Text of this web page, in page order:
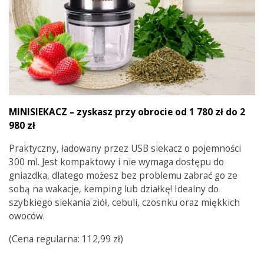
MINISIEKACZ – zyskasz przy obrocie od 1 780 zł do 2
980 zł
Praktyczny, ładowany przez USB siekacz o pojemności
300 ml. Jest kompaktowy i nie wymaga dostępu do
gniazdka, dlatego możesz bez problemu zabrać go ze
sobą na wakacje, kemping lub działkę! Idealny do
szybkiego siekania ziół, cebuli, czosnku oraz miękkich
owoców.
(Cena regularna: 112,99 zł)